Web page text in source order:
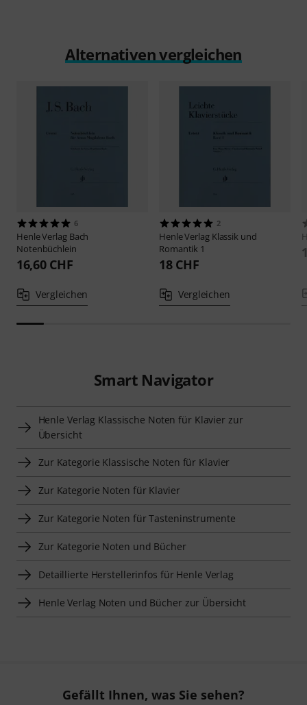
Alternativen vergleichen
6
Henle Verlag Bach
Notenbüchlein
16,60 CHF
Vergleichen
2
Henle Verlag Klassik und
Romantik 1
18 CHF
Vergleichen
Smart Navigator
Henle Verlag Klassische Noten für Klavier zur
Übersicht
Zur Kategorie Klassische Noten für Klavier
Zur Kategorie Noten für Klavier
Zur Kategorie Noten für Tasteninstrumente
Zur Kategorie Noten und Bücher
Detaillierte Herstellerinfos für Henle Verlag
Henle Verlag Noten und Bücher zur Übersicht
Gefällt Ihnen, was Sie sehen?